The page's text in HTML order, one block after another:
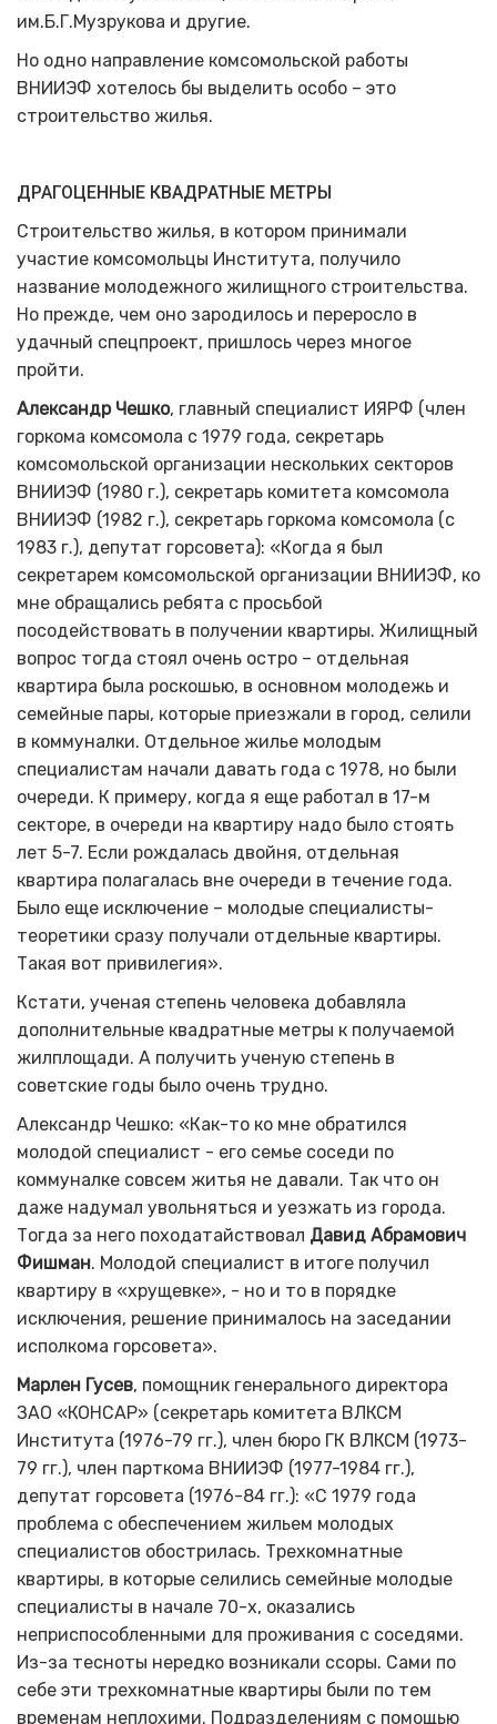
им.Б.Г.Музрукова и другие.
Но одно направление комсомольской работы
ВНИИЭФ хотелось бы выделить особо – это
строительство жилья.
ДРАГОЦЕННЫЕ КВАДРАТНЫЕ МЕТРЫ
Строительство жилья, в котором принимали
участие комсомольцы Института, получило
название молодежного жилищного строительства.
Но прежде, чем оно зародилось и переросло в
удачный спецпроект, пришлось через многое
пройти.
Александр Чешко, главный специалист ИЯРФ (член
горкома комсомола с 1979 года, секретарь
комсомольской организации нескольких секторов
ВНИИЭФ (1980 г.), секретарь комитета комсомола
ВНИИЭФ (1982 г.), секретарь горкома комсомола (с
1983 г.), депутат горсовета): «Когда я был
секретарем комсомольской организации ВНИИЭФ, ко
мне обращались ребята с просьбой
посодействовать в получении квартиры. Жилищный
вопрос тогда стоял очень остро – отдельная
квартира была роскошью, в основном молодежь и
семейные пары, которые приезжали в город, селили
в коммуналки. Отдельное жилье молодым
специалистам начали давать года с 1978, но были
очереди. К примеру, когда я еще работал в 17-м
секторе, в очереди на квартиру надо было стоять
лет 5-7. Если рождалась двойня, отдельная
квартира полагалась вне очереди в течение года.
Было еще исключение – молодые специалисты-
теоретики сразу получали отдельные квартиры.
Такая вот привилегия».
Кстати, ученая степень человека добавляла
дополнительные квадратные метры к получаемой
жилплощади. А получить ученую степень в
советские годы было очень трудно.
Александр Чешко: «Как-то ко мне обратился
молодой специалист - его семье соседи по
коммуналке совсем житья не давали. Так что он
даже надумал увольняться и уезжать из города.
Тогда за него походатайствовал Давид Абрамович
Фишман. Молодой специалист в итоге получил
квартиру в «хрущевке», - но и то в порядке
исключения, решение принималось на заседании
исполкома горсовета».
Марлен Гусев, помощник генерального директора
ЗАО «КОНСАР» (секретарь комитета ВЛКСМ
Института (1976-79 гг.), член бюро ГК ВЛКСМ (1973-
79 гг.), член парткома ВНИИЭФ (1977-1984 гг.),
депутат горсовета (1976-84 гг.): «С 1979 года
проблема с обеспечением жильем молодых
специалистов обострилась. Трехкомнатные
квартиры, в которые селились семейные молодые
специалисты в начале 70-х, оказались
неприспособленными для проживания с соседями.
Из-за тесноты нередко возникали ссоры. Сами по
себе эти трехкомнатные квартиры были по тем
временам неплохими. Подразделениям с помощью